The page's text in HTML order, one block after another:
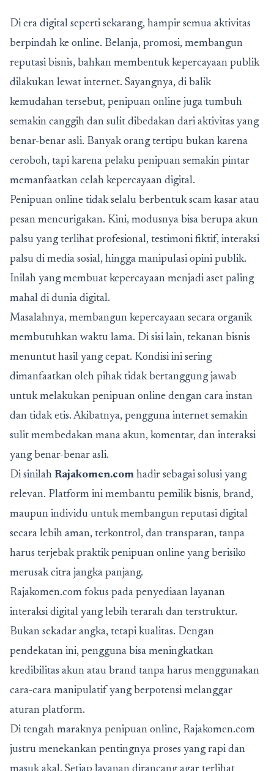
Di era digital seperti sekarang, hampir semua aktivitas
berpindah ke online. Belanja, promosi, membangun
reputasi bisnis, bahkan membentuk kepercayaan publik
dilakukan lewat internet. Sayangnya, di balik
kemudahan tersebut, penipuan online juga tumbuh
semakin canggih dan sulit dibedakan dari aktivitas yang
benar-benar asli. Banyak orang tertipu bukan karena
ceroboh, tapi karena pelaku penipuan semakin pintar
memanfaatkan celah kepercayaan digital.
Penipuan online tidak selalu berbentuk scam kasar atau
pesan mencurigakan. Kini, modusnya bisa berupa akun
palsu yang terlihat profesional, testimoni fiktif, interaksi
palsu di media sosial, hingga manipulasi opini publik.
Inilah yang membuat kepercayaan menjadi aset paling
mahal di dunia digital.
Masalahnya, membangun kepercayaan secara organik
membutuhkan waktu lama. Di sisi lain, tekanan bisnis
menuntut hasil yang cepat. Kondisi ini sering
dimanfaatkan oleh pihak tidak bertanggung jawab
untuk melakukan penipuan online dengan cara instan
dan tidak etis. Akibatnya, pengguna internet semakin
sulit membedakan mana akun, komentar, dan interaksi
yang benar-benar asli.
Di sinilah Rajakomen.com hadir sebagai solusi yang
relevan. Platform ini membantu pemilik bisnis, brand,
maupun individu untuk membangun reputasi digital
secara lebih aman, terkontrol, dan transparan, tanpa
harus terjebak praktik penipuan online yang berisiko
merusak citra jangka panjang.
Rajakomen.com fokus pada penyediaan layanan
interaksi digital yang lebih terarah dan terstruktur.
Bukan sekadar angka, tetapi kualitas. Dengan
pendekatan ini, pengguna bisa meningkatkan
kredibilitas akun atau brand tanpa harus menggunakan
cara-cara manipulatif yang berpotensi melanggar
aturan platform.
Di tengah maraknya penipuan online, Rajakomen.com
justru menekankan pentingnya proses yang rapi dan